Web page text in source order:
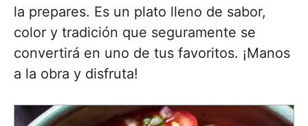
la prepares. Es un plato lleno de sabor,
color y tradición que seguramente se
convertirá en uno de tus favoritos. ¡Manos
a la obra y disfruta!